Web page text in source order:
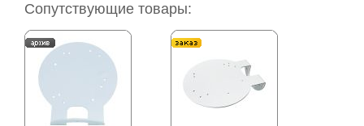
Сопутствующие товары: